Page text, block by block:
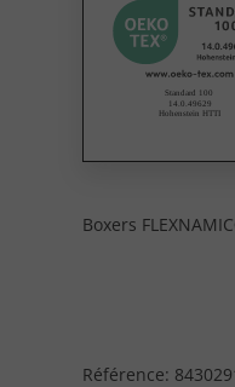
Boxers
Référence: